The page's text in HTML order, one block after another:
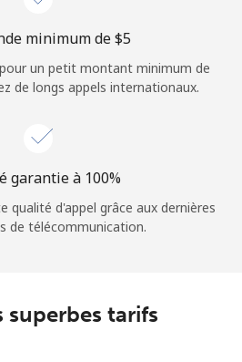
minimum de ⁦$5⁩
un petit montant minimum de
de longs appels internationaux.
garantie à 100%
qualité d'appel grâce aux dernières
de télécommunication.
superbes tarifs